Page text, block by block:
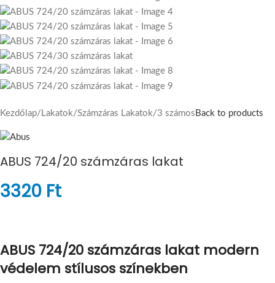
Kezdőlap/ Lakatok/Számzáras Lakatok/3 számos Back to products
ABUS 724/20 számzáras lakat
3320 Ft
ABUS 724/20 számzáras lakat modern
védelem stílusos színekben